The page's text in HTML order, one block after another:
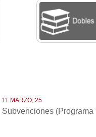
11 MARZO, 25
Subvenciones